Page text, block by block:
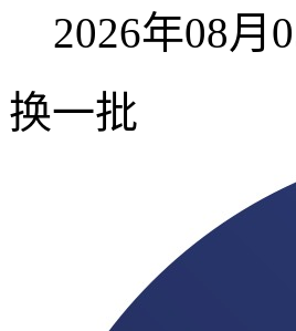
2026年08月
换一批